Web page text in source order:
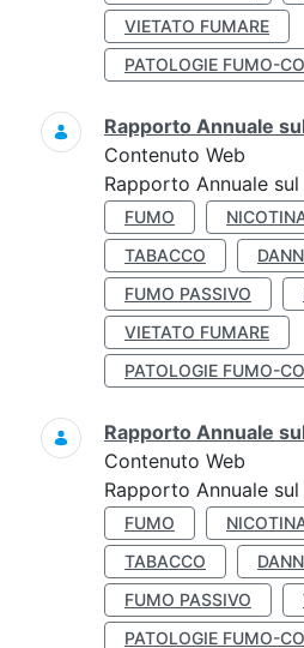
VIETATO FUMARE
PATOLOGIE FUMO-
Rapporto Annuale
Contenuto Web
Rapporto Annuale
FUMO
TABACCO
FUMO PASSIVO
VIETATO FUMARE
PATOLOGIE FUMO-
Rapporto Annuale
Contenuto Web
Rapporto Annuale sul
FUMO
TABACCO
FUMO PASSIVO
PATOLOGIE FUMO-